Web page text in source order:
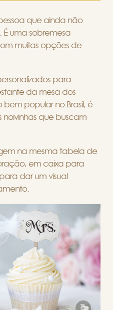
que ainda não
uma sobremesa
muitas opções de
para
da mesa dos
bem popular no Brasil, é
que buscam
na mesma tabela de
em caixa para
dar um visual